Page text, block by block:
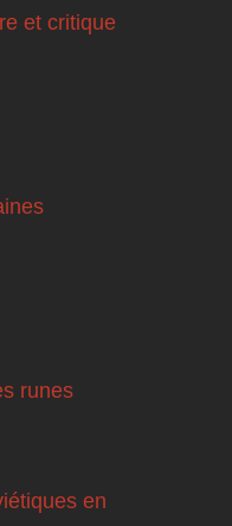
et critique
runes
en